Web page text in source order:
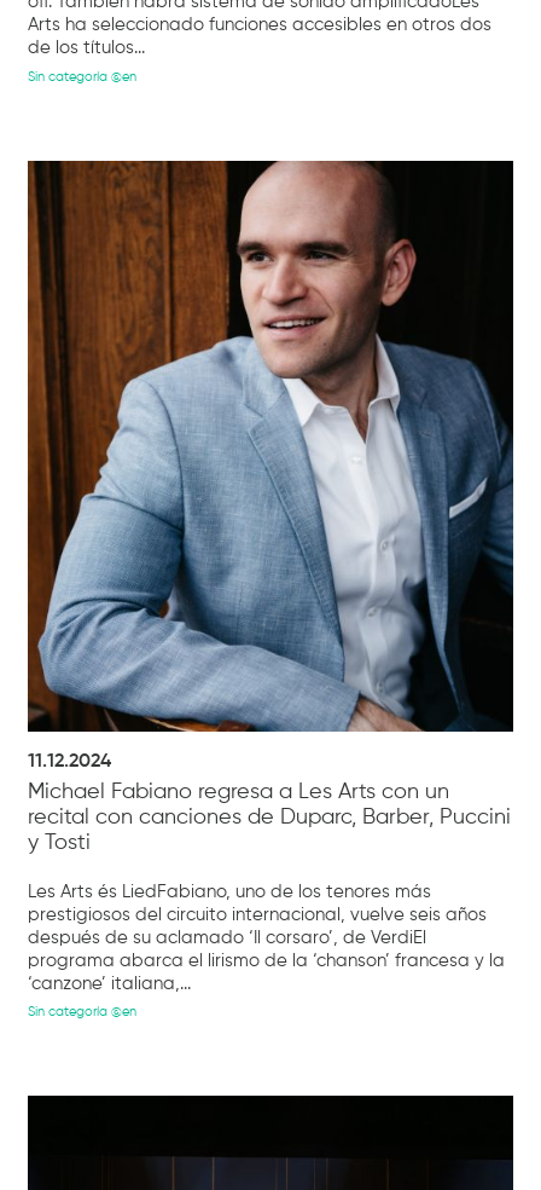
Arts ha seleccionado funciones accesibles en otros dos
de los títulos...
Sin categoría @en
11.12.2024
Michael Fabiano regresa a Les Arts con un
recital con canciones de Duparc, Barber, Puccini
y Tosti
Les Arts és LiedFabiano, uno de los tenores más
prestigiosos del circuito internacional, vuelve seis años
después de su aclamado ‘Il corsaro’, de VerdiEl
programa abarca el lirismo de la ‘chanson’ francesa y la
‘canzone’ italiana,...
Sin categoría @en